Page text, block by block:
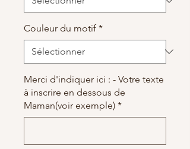
Couleur du motif *
Merci d'indiquer ici : - Votre texte
à inscrire en dessous de
Maman(voir exemple) *